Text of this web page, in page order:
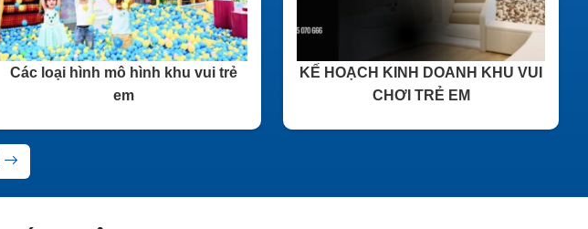
Các loại hình mô hình khu vui trẻ
em
KẾ HOẠCH KINH DOANH KHU VUI
CHƠI TRẺ EM